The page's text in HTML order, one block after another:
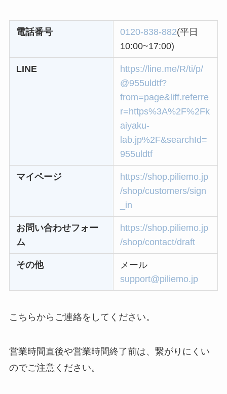
どうなる？
レミノの解約方法ま
とめ！最短手続きや
ベストタイミングを
詳しく解説！
ユンス美容液の解約
まとめ！電話が繋が
らない時の裏ワザ
なにわサプリ
Sivorune(シボルネ)
なぜ解約できない？
電話以外に手続きす
る方法ある？
ニューZの解約まと
め！電話が繋がらな
い時の裏ワザ
解約できない？バロ
電話番号 0120-838-882(平日
10:00~17:00)
LINE
https://line.me/R/ti/p/
@955uldtf?
from=page&liff.referre
r=https%3A%2F%2Fk
aiyaku-
lab.jp%2F&searchId=
955uldtf
マイページ
https://shop.piliemo.jp
/shop/customers/sign
_in
お問い合わせフォー
ム
https://shop.piliemo.jp
/shop/contact/draft
その他
メール
support@piliemo.jp
こちらからご連絡をしてください。
営業時間直後や営業時間終了前は、繋がりにくい
のでご注意ください。